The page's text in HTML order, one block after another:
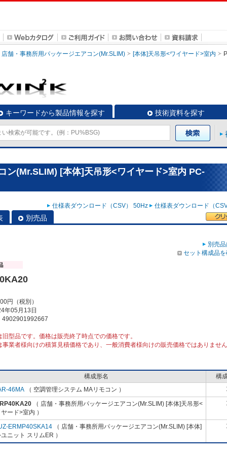
店舗・事務所用パッケージエアコン(Mr.SLIM) [本体]天吊形<ワイヤード>室内
キーワードから製品情報を探す 技術資料を探す
ン(Mr.SLIM) [本体]天吊形<ワイヤード>室内 PC-
仕様表ダウンロード（CSV） 50Hz 仕様表ダウンロード（
別売品
別売
セット構成品
円（税別）
年05月13日
4902901992667
型品です。価格は販売終了時点での価格です。
業者様向けの積算見積価格であり、一般消費者様向けの販売価格ではありませ
構成形名
構
46MA （ 空調管理システム MAリモコン ）
（ 店舗・事務所用パッケージエアコン(Mr.SLIM) [本体]天吊形<
ード>室内 ）
ERMP40SKA14 （ 店舗・事務所用パッケージエアコン(Mr.SLIM) [本体]
ニット スリムER ）